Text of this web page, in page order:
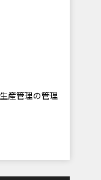
産管理の管理